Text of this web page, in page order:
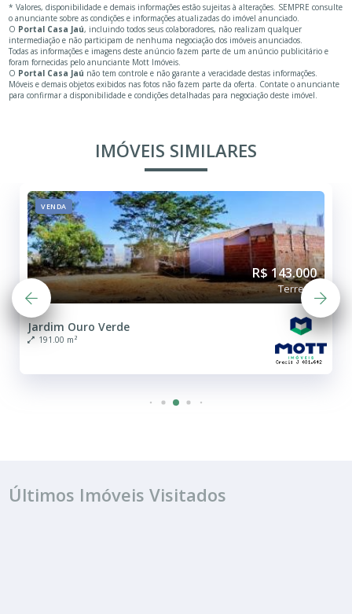
* Valores, disponibilidade e demais informações estão sujeitas à alterações. SEMPRE consulte
o anunciante sobre as condições e informações atualizadas do imóvel anunciado.
O Portal Casa Jaú, incluindo todos seus colaboradores, não realizam qualquer
intermediação e não participam de nenhuma negociação dos imóveis anunciados.
Todas as informações e imagens deste anúncio fazem parte de um anúncio publicitário e
foram fornecidas pelo anunciante Mott Imóveis.
O Portal Casa Jaú não tem controle e não garante a veracidade destas informações.
Móveis e demais objetos exibidos nas fotos não fazem parte da oferta. Contate o anunciante
para confirmar a disponibilidade e condições detalhadas para negociação deste imóvel.
IMÓVEIS SIMILARES
VENDA
R$ 143.000
Terreno
Jardim Ouro Verde
191.00 m²
Últimos Imóveis Visitados